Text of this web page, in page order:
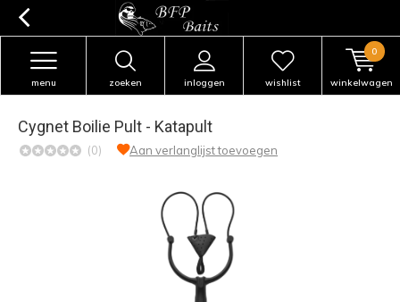
zoeken inloggen
menu wishlist winkelwagen
0
Cygnet Boilie Pult - Katapult
(0) Aan verlanglijst toevoegen